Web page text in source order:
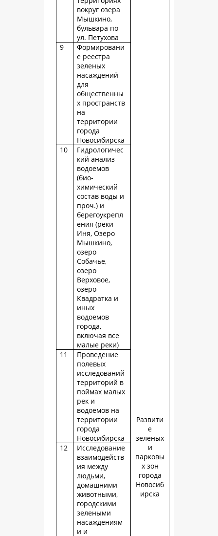
вокруг озера
Мышкино,
бульвара по
ул. Петухова
Развити
е
зеленых
и
парковы
х зон
города
Новосиб
ирска
9
Формировани
е реестра
зеленых
насаждений
для
общественны
х пространств
на
территории
города
Новосибирска
10
Гидрологичес
кий анализ
водоемов
(био-
химический
состав воды и
проч.) и
берегоукрепл
ения (реки
Иня, Озеро
Мышкино,
озеро
Собачье,
озеро
Верховое,
озеро
Квадратка и
иных
водоемов
города,
включая все
малые реки)
11
Проведение
полевых
исследований
территорий в
поймах малых
рек и
водоемов на
территории
города
Новосибирска
12
Исследование
взаимодейств
ия между
людьми,
домашними
животными,
городскими
зелеными
насаждениям
и и